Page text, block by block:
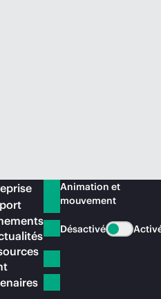
Animation et
mouvement
Désactivé